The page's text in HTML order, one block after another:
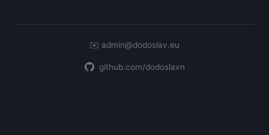
✉️ admin@dodoslav.eu
github.com/dodoslavn